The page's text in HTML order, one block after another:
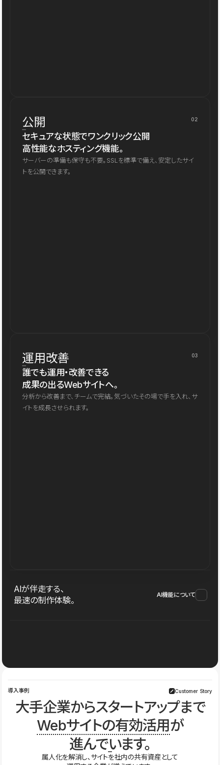
公開 02
セキュアな状態でワンクリック公開
高性能なホスティング機能。
サーバーの準備も保守も不要。SSLを標準で備え、安定したサイ
トを公開できます。
運用改善 03
誰でも運用・改善できる
成果の出るWebサイトへ。
分析から改善まで、チームで完結。気づいたその場で手を入れ、サ
イトを成長させられます。
AIが伴走する、
最速の制作体験。
AI機能について
導入事例 Customer Story
大手企業からスタートアップまで
Webサイトの有効活用が
進んでいます。
属人化を解消し、サイトを社内の共有資産として